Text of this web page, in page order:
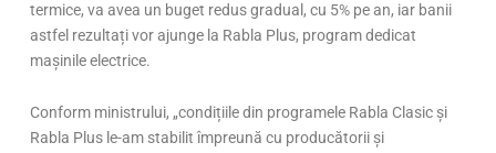
termice, va avea un buget redus gradual, cu 5% pe an, iar banii
astfel rezultați vor ajunge la Rabla Plus, program dedicat
mașinile electrice.
Conform ministrului, „condițiile din programele Rabla Clasic și
Rabla Plus le-am stabilit împreună cu producătorii și